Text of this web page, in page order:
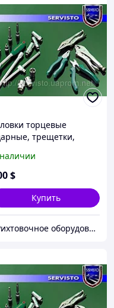
торцевые
трещетки,
$
Купить
«Рихтовочное оборудование»